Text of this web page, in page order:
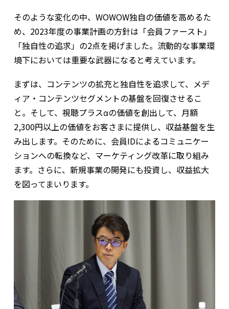
そのような変化の中、WOWOW独自の価値を高めるた
め、2023年度の事業計画の方針は「会員ファースト」
「独自性の追求」の2点を掲げました。流動的な事業環
境下においては重要な武器になると考えています。
まずは、コンテンツの拡充と独自性を追求して、メデ
ィア・コンテンツセグメントの基盤を回復させるこ
と。そして、視聴プラスαの価値を創出して、月額
2,300円以上の価値をお客さまに提供し、収益基盤を生
み出します。そのために、会員IDによるコミュニケー
ションへの転換など、マーケティング改革に取り組み
ます。さらに、新規事業の開発にも投資し、収益拡大
を図ってまいります。